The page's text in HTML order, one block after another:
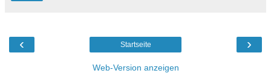
‹ ›
Startseite
Web-Version anzeigen